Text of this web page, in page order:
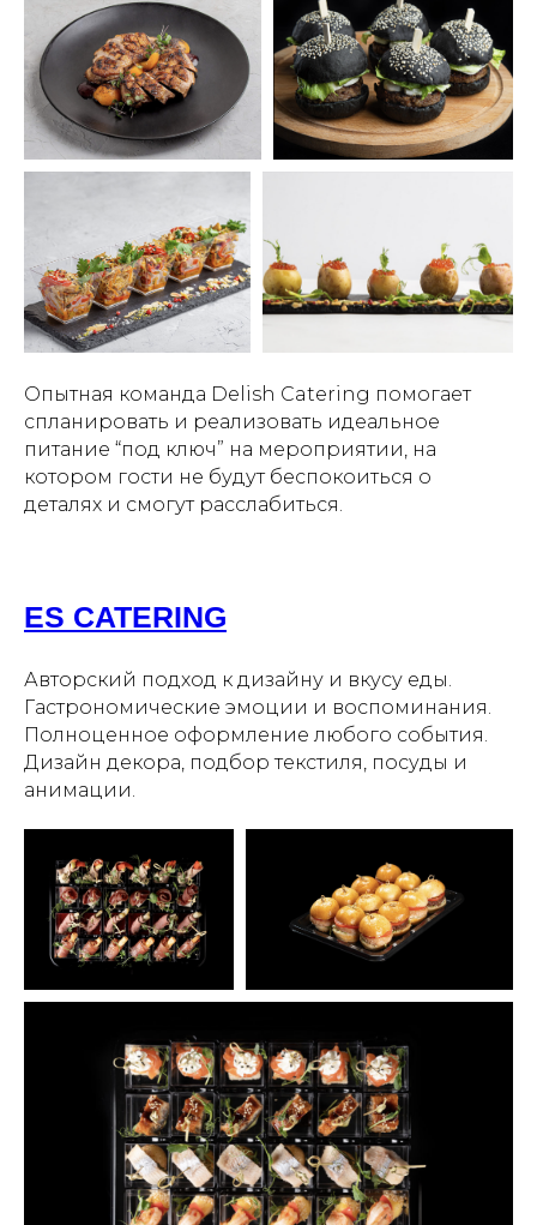
Опытная команда Delish Catering помогает
спланировать и реализовать идеальное
питание “под ключ” на мероприятии, на
котором гости не будут беспокоиться о
деталях и смогут расслабиться.
ES CATERING
Авторский подход к дизайну и вкусу еды.
Гастрономические эмоции и воспоминания.
Полноценное оформление любого события.
Дизайн декора, подбор текстиля, посуды и
анимации.